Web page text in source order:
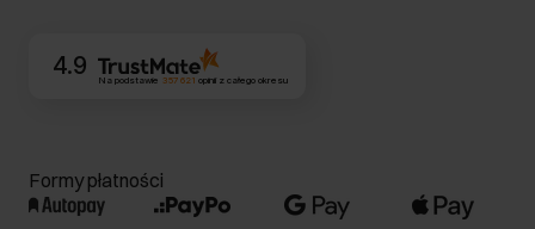
4.9
Na podstawie 357 621 opinii z całego okresu
Formy płatności